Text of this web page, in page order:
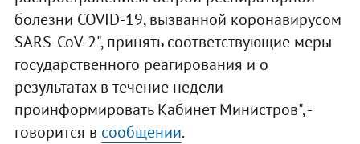
болезни COVID-19, вызванной коронавирусом
SARS-CoV-2", принять соответствующие меры
государственного реагирования и о
результатах в течение недели
проинформировать Кабинет Министров", -
говорится в сообщении.